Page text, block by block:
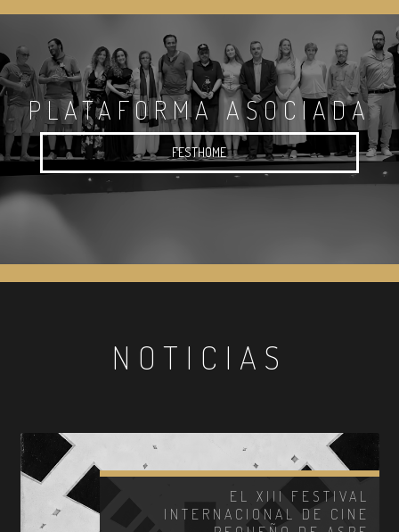
PLATAFORMA ASOCIADA
FESTHOME
NOTICIAS
EL XIII FESTIVAL
INTERNACIONAL DE CINE